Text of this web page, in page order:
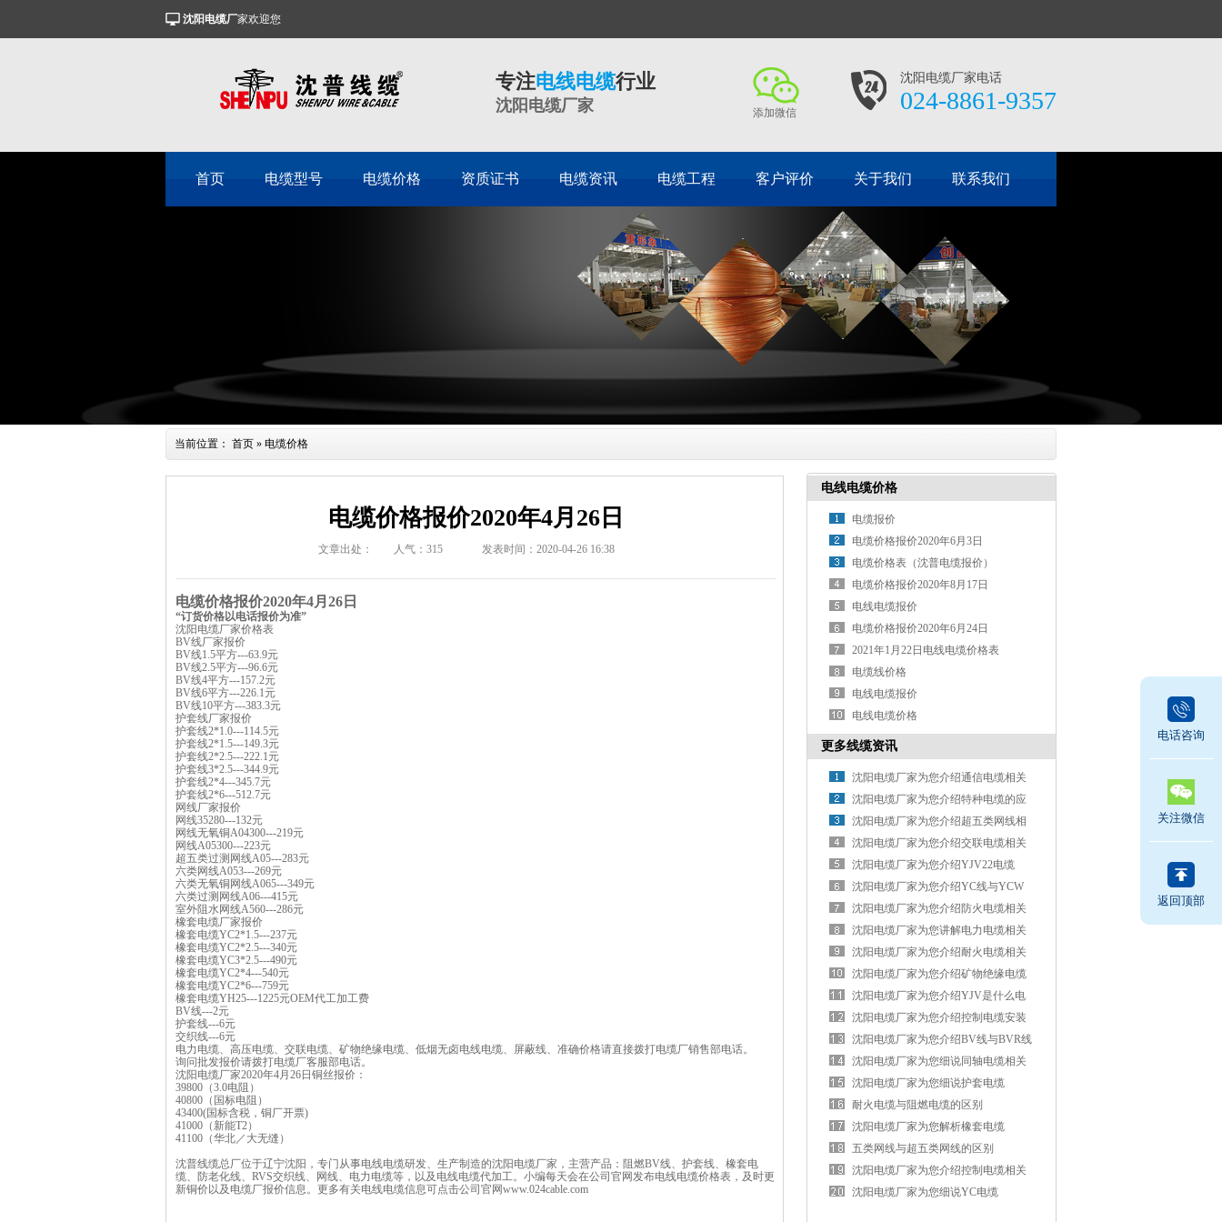
沈阳电缆厂家欢迎您
专注电线电缆行业
沈阳电缆厂家 添加微信
沈阳电缆厂家电话
024-8861-9357
首页 电缆型号 电缆价格 资质证书 电缆资讯 电缆工程 客户评价 关于我们 联系我们
当前位置： 首页 » 电缆价格
电缆价格报价2020年4月26日
文章出处： 人气： 315 发表时间：2020-04-26 16:38
电缆价格报价2020年4月26日
“订货价格以电话报价为准”
沈阳电缆厂家价格表
BV线厂家报价
BV线1.5平方---63.9元
BV线2.5平方---96.6元
BV线4平方---157.2元
BV线6平方---226.1元
BV线10平方---383.3元
护套线厂家报价
护套线2*1.0---114.5元
护套线2*1.5---149.3元
护套线2*2.5---222.1元
护套线3*2.5---344.9元
护套线2*4---345.7元
护套线2*6---512.7元
网线厂家报价
网线35280---132元
网线无氧铜A04300---219元
网线A05300---223元
超五类过测网线A05---283元
六类网线A053---269元
六类无氧铜网线A065---349元
六类过测网线A06---415元
室外阻水网线A560---286元
橡套电缆厂家报价
橡套电缆YC2*1.5---237元
橡套电缆YC2*2.5---340元
橡套电缆YC3*2.5---490元
橡套电缆YC2*4---540元
橡套电缆YC2*6---759元
橡套电缆YH25---1225元OEM代工加工费
BV线---2元
护套线---6元
交织线---6元
电力电缆、高压电缆、交联电缆、矿物绝缘电缆、低烟无卤电线电缆、屏蔽线、准确价格请直接拨打电缆厂销售部电话。
询问批发报价请拨打电缆厂客服部电话。
沈阳电缆厂家2020年4月26日铜丝报价：
39800（3.0电阻）
40800（国标电阻）
43400(国标含税，铜厂开票)
41000（新能T2）
41100（华北／大无缝）
沈普线缆总厂位于辽宁沈阳，专门从事电线电缆研发、生产制造的沈阳电缆厂家，主营产品：阻燃BV线、护套线、橡套电
缆、防老化线、RVS交织线、网线、电力电缆等，以及电线电缆代加工。小编每天会在公司官网发布电线电缆价格表，及时更
新铜价以及电缆厂报价信息。更多有关电线电缆信息可点击公司官网www.024cable.com
电线电缆价格
电缆报价
电缆价格报价2020年6月3日
电缆价格表（沈普电缆报价）
电缆价格报价2020年8月17日
电线电缆报价
电缆价格报价2020年6月24日
2021年1月22日电线电缆价格表
电缆线价格
电线电缆报价
电线电缆价格
更多线缆资讯
沈阳电缆厂家为您介绍通信电缆相关
知识
沈阳电缆厂家为您介绍特种电缆的应
用领域
沈阳电缆厂家为您介绍超五类网线相
关知识
沈阳电缆厂家为您介绍交联电缆相关
知识
沈阳电缆厂家为您介绍YJV22电缆
沈阳电缆厂家为您介绍YC线与YCW
线的区别
沈阳电缆厂家为您介绍防火电缆相关
知识
沈阳电缆厂家为您讲解电力电缆相关
知识
沈阳电缆厂家为您介绍耐火电缆相关
知识
沈阳电缆厂家为您介绍矿物绝缘电缆
相关知识
沈阳电缆厂家为您介绍YJV是什么电
缆
沈阳电缆厂家为您介绍控制电缆安装
方法
沈阳电缆厂家为您介绍BV线与BVR线
的区别
沈阳电缆厂家为您细说同轴电缆相关
知识
沈阳电缆厂家为您细说护套电缆
耐火电缆与阻燃电缆的区别
沈阳电缆厂家为您解析橡套电缆
五类网线与超五类网线的区别
沈阳电缆厂家为您介绍控制电缆相关
知识
沈阳电缆厂家为您细说YC电缆
电话咨询
关注微信
返回顶部